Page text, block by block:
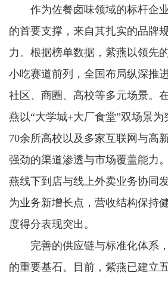
作为佐餐卤味领域的标杆企
的首要支撑，来自其扎实的品牌
力。根据榜单数据，紫燕以领先
小吃赛道前列，全国布局纵深推
社区、商圈、高校等多元场景。
燕以“大学城+大厂食堂”双场景
70余所高校以及多家互联网与高
强劲的渠道渗透与市场覆盖能力
燕线下到店与线上外卖业务协同
为业务新增长点，营收结构保持
度得分表现突出。
完善的供应链与标准化体系
的重要基石。目前，紫燕已建立